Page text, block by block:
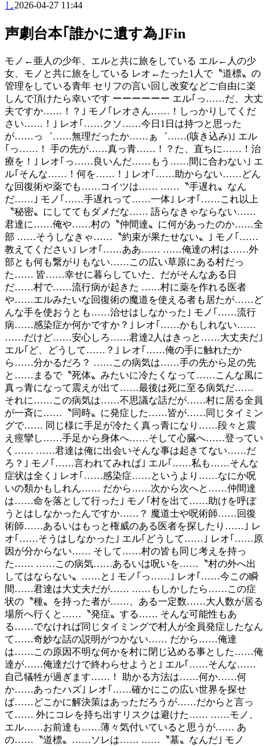
し2026-04-27 11:44
声劇台本｢誰かに遺す為｣Fin
モノ←亜人の少年、エルと共に旅をしている エル←人の少
女、モノと共に旅をしている レオ←たった1人で〝道標〟の
管理をしている青年 セリフの言い回し改変などご自由に楽
しんで頂けたら幸いです ーーーーーー エル｢っ……だ、大丈
夫ですか……！？｣ モノ｢レオさん……！しっかりしてくだ
さい……！｣ レオ｢……クソ……今日1日は持つと思った
が……っ゛……無理だったか……ぁ゛……(咳き込み)｣ エル
｢っ……！ 手の先が……真っ青……！？た、直ちに……！治
療を！｣ レオ｢っ……良いんだ……もう……間に合わない｣ エ
ル｢そんな……！何を……！｣ レオ｢……助からない……どん
な回復術や薬でも……コイツは…… ……〝手遅れ〟なん
だ……｣ モノ｢……手遅れって……一体｣ レオ｢……これ以上
〝秘密〟にしててもダメだな…… 語らなきゃならない……
君達に……俺や……村の〝仲間達〟に何があったのか……全
部 ……そうしなきゃ……〝約束が果たせない〟｣ モノ｢……
教えてください｣ レオ｢……ああ…… ……俺達の村は……外
部とも何も繋がりもない……この広い草原にある村だっ
た…… 皆……幸せに暮らしていた、だがそんなある日
だ……村で……流行病が起きた ……村に薬を作れる医者
や……エルみたいな回復術の魔道を使える者も居たが……ど
んな手を使おうとも……治せはしなかった｣ モノ｢……流行
病……感染症か何かですか？｣ レオ｢……かもしれない……
……だけど……安心しろ……君達2人はきっと……大丈夫だ｣
エル｢ど、どうして……？｣ レオ｢……俺の手に触れたか
ら……分かるだろ？ ……この病気は……手の先から足の先
と……まるで〝死体〟みたいに冷たくなって……こんな風に
真っ青になって震えが出て……最後は死に至る病気だ……
それに……この病気は……不思議な話だが……村に居る全員
が一斉に……〝同時〟に発症した……皆が……同じタイミン
グで…… 同じ様に手足が冷たく真っ青になり……段々と震
え痙攣し……手足から身体へ……そして心臓へ……登ってい
く…… ……君達は俺に出会いそんな事は起きてない……だ
ろ？｣ モノ｢……言われてみれば｣ エル｢……私も……そんな
症状は全く｣ レオ｢……感染症……というより……なにか呪
いの類かもしれん…… だから……次から次へと……仲間達
は……命を落として行った｣ モノ｢村を出て……助けを呼ぼ
うとはしなかったんですか……？ 魔道士や呪術師……回復
術師……あるいはもっと権威のある医者を探したり……｣ レ
オ｢……そうはしなかった｣ エル｢どうして……｣ レオ｢……原
因が分からない…… そして……村の皆も同じ考えを持っ
た…… ……この病気……あるいは呪いを……〝村の外へ出
してはならない〟……と｣ モノ｢っ……｣ レオ｢……今この瞬
間……君達は大丈夫だが…… ……もしかしたら……この症
状の〝種〟を持った者が……、ある一定数……大人数が居る
場所へ行くと……〝発症〟する…… そんな可能性もあ
る……でなければ同じタイミングで村人が全員発症したなん
て……奇妙な話の説明がつかない…… だから……俺達
は……この原因不明な何かを村に閉じ込める事とした……俺
達が……俺達だけで終わらせようと｣ エル｢……そんな……
自己犠牲が過ぎます……！ 助かる方法は……何か……何
か……あったハズ｣ レオ｢……確かにこの広い世界を探せ
ば……どこかに解決策はあっただろうが……だからと言っ
て…… 外にコレを持ち出すリスクは避けた…… ……モノ、
エル……お前達も……薄々気付いていると思うが…… あ
の……〝道標〟……ソレは…… ……〝墓〟なんだ｣ モノ